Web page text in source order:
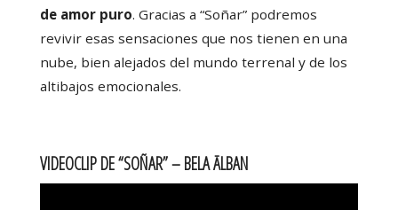
de amor puro. Gracias a “Soñar” podremos
revivir esas sensaciones que nos tienen en una
nube, bien alejados del mundo terrenal y de los
altibajos emocionales.
VIDEOCLIP DE “SOÑAR” –BELA ĀLBAN